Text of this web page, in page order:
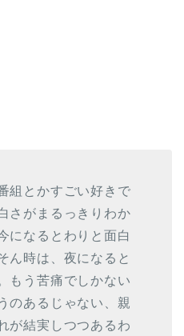
組とかすごい好きで
さがまるっきりわか
になるとわりと面白
ん時は、夜になると
もう苦痛でしかない
のあるじゃない、親
が結実しつつあるわ